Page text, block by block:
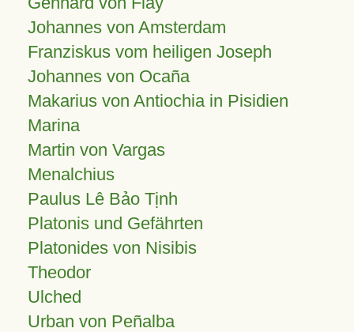
Johannes von Amsterdam
Franziskus vom heiligen Joseph
Johannes von Ocaña
Makarius von Antiochia in Pisidien
Marina
Martin von Vargas
Menalchius
Paulus Lê Bảo Tịnh
Platonis und Gefährten
Platonides von Nisibis
Theodor
Ulched
Urban von Peñalba